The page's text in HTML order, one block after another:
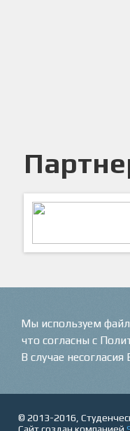
© 2013-2016,
Мы используем
что согласны с
В случае